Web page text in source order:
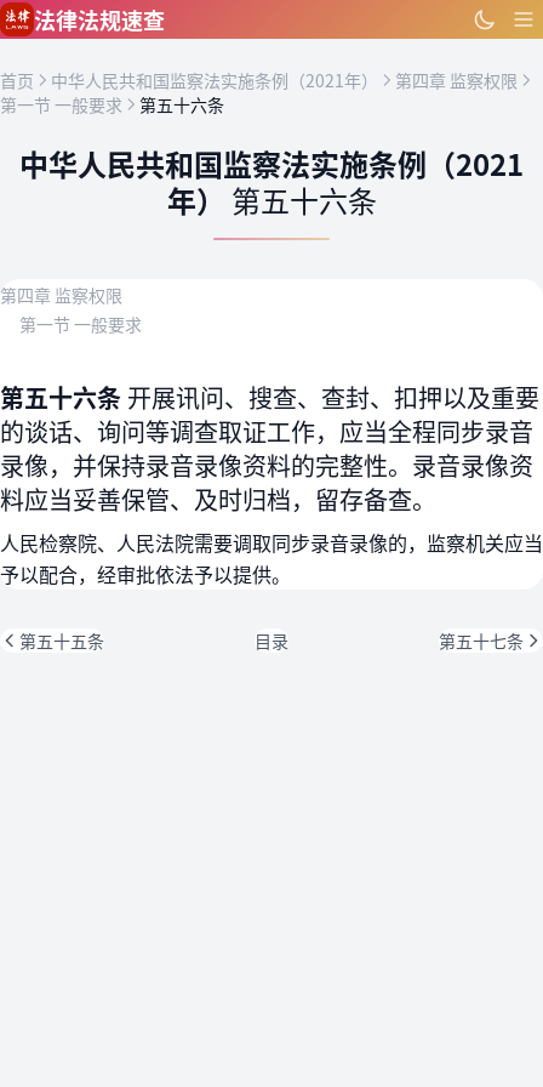
跳到主要内容
法律法规速查
首页 中华人民共和国监察法实施条例（2021年）
第四章 监察权限
第一节 一般要求
第五十六条
中华人民共和国监察法实施条例（2021
年） 第五十六条
第四章 监察权限
第一节 一般要求
第五十六条 开展讯问、搜查、查封、扣押以及重要
的谈话、询问等调查取证工作，应当全程同步录音
录像，并保持录音录像资料的完整性。录音录像资
料应当妥善保管、及时归档，留存备查。
人民检察院、人民法院需要调取同步录音录像的，监察机关应当
予以配合，经审批依法予以提供。
第五十五条 目录 第五十七条